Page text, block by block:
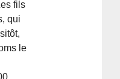
fils
qui
le